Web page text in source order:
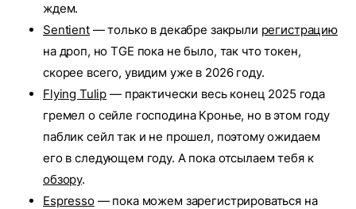
ждем.
Sentient— только в декабре закрыли регистрацию
на дроп, но TGE пока не было, так что токен,
скорее всего, увидим уже в 2026 году.
Flying Tulip — практически весь конец 2025 года
гремел о сейле господина Кронье, но в этом году
паблик сейл так и не прошел, поэтому ожидаем
его в следующем году. А пока отсылаем тебя к
обзору.
Espresso— пока можем зарегистрироваться на